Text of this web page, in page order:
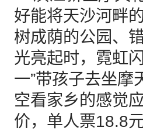
好能将天沙河畔
树成荫的公园、
光亮起时，霓虹
一”带孩子去坐摩
空看家乡的感觉
价，单人票18.8